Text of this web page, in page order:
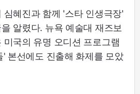
심혜진과 함께 '스타 인생극장'
알렸다. 뉴욕 예술대 재즈보
미국의 유명 오디션 프로그램
' 본선에도 진출해 화제를 모았